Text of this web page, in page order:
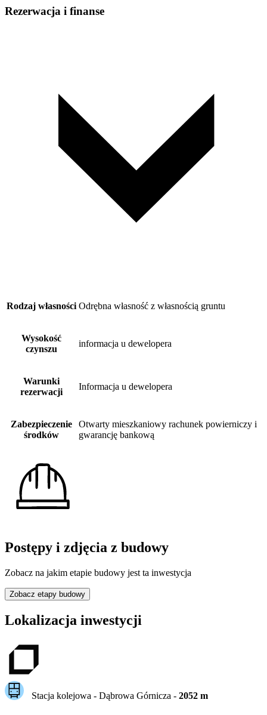
Rezerwacja i finanse
Rodzaj własności Odrębna własność z własnością gruntu
Wysokość
czynszu
informacja u dewelopera
Warunki
rezerwacji
Informacja u dewelopera
Zabezpieczenie
środków
Otwarty mieszkaniowy rachunek powierniczy i
gwarancję bankową
Postępy i zdjęcia z budowy
Zobacz na jakim etapie budowy jest ta inwestycja
Zobacz etapy budowy
Lokalizacja inwestycji
Stacja kolejowa - Dąbrowa Górnicza - 2052m